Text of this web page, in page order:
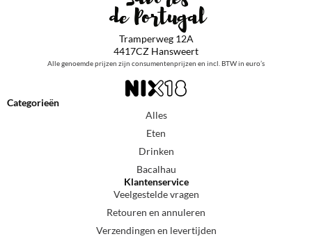
Tramperweg 12A
4417CZ Hansweert
Alle genoemde prijzen zijn consumentenprijzen en incl. BTW in euro’s
Categorieën
Alles
Eten
Drinken
Bacalhau
Klantenservice
Veelgestelde vragen
Retouren en annuleren
Verzendingen en levertijden